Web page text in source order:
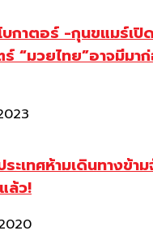
บกาตอร์ -กุนขแมร์เ
ร์ “มวยไทย”อาจมีมา
ะเทศห้ามเดินทางข้า
ล้ว!